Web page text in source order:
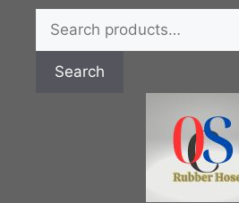
Chuyển
for:
Search